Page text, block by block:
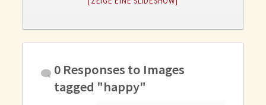
Gedanken und Gefühle
Bücher
Momoko
Die zwei Leben des Herrn Richie
0 Responses to Images
tagged "happy"